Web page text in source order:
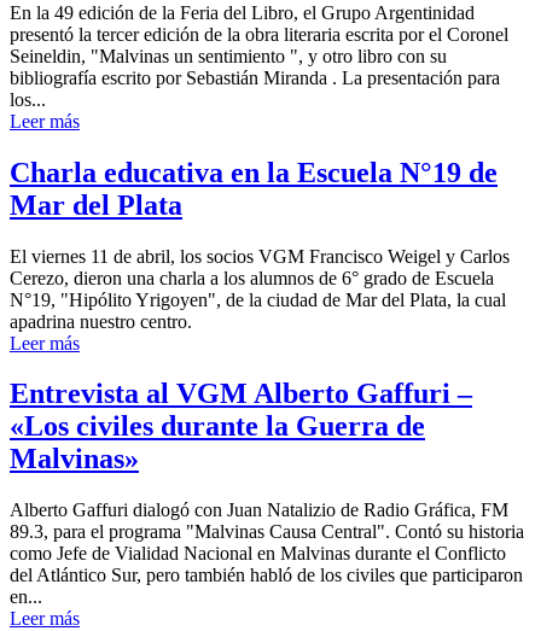
En la 49 edición de la Feria del Libro, el Grupo Argentinidad
presentó la tercer edición de la obra literaria escrita por el Coronel
Seineldin, "Malvinas un sentimiento ", y otro libro con su
bibliografía escrito por Sebastián Miranda . La presentación para
los...
Leer más
Charla educativa en la Escuela N°19 de
Mar del Plata
El viernes 11 de abril, los socios VGM Francisco Weigel y Carlos
Cerezo, dieron una charla a los alumnos de 6° grado de Escuela
N°19, "Hipólito Yrigoyen", de la ciudad de Mar del Plata, la cual
apadrina nuestro centro.
Leer más
Entrevista al VGM Alberto Gaffuri –
«Los civiles durante la Guerra de
Malvinas»
Alberto Gaffuri dialogó con Juan Natalizio de Radio Gráfica, FM
89.3, para el programa "Malvinas Causa Central". Contó su historia
como Jefe de Vialidad Nacional en Malvinas durante el Conflicto
del Atlántico Sur, pero también habló de los civiles que participaron
en...
Leer más